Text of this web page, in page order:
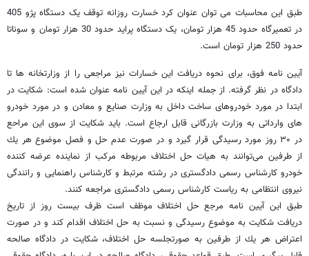
طبق این محاسبات می توان عنوان کرد خسارت روزانه توقف یک دستگاه پژو 405
در تعمیرگاه حدود 45 هزار تومان، یک دستگاه پراید حدود 30 هزار تومان و سوناتا
حدود 250 هزار تومان است.
آیین نامه فوق، برای نحوه دریافت این خسارات نیز مراجعی را از وزارتخانه ها تا
دادگاه در نظر گرفته. از جمله اینکه در این آیین نامه عنوان شده است: شكایت در
ابتدا در مورد خودرو‌های ساخت داخل به وزارت صنایع و معادن و در مورد خودرو
های وارداتی به وزارت بازرگانی قابل ارجاع است. باید شكایت از سوی این مراحع
در ۳۰ روز مورد رسیدگی قرار گیرد و در صورت عدم حل و فصل موضوع هر یك
از طرفین می‌توانند به هیات حل اختلاف مربوطه مركب از نماینده عرضه كننده
خودرو كارشناس رسمی دادگستری در رشته مرتبط و كارشناس راهنمایی و رانندگی
نیروی انتظامی به ریاست كارشناس رسمی دادگستری مراجعه کنند.
طبق این آیین نامه مرجع حل اختلاف موظف است ظرف بیست روز از تاریخ
دریافت شكایت به موضوع رسیدگی و نسبت به حل اختلاف اقدام کند و در صورت
اعتراض هر یك از طرفین به صورتجلسه حل اختلاف، شکایت در دادگاه صالحه